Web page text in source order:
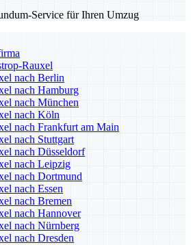
Service für Ihren Umzug
Rauxel
nach Berlin
nach Hamburg
nach München
nach Köln
nach Frankfurt am Main
nach Stuttgart
nach Düsseldorf
nach Leipzig
nach Dortmund
nach Essen
nach Bremen
nach Hannover
nach Nürnberg
nach Dresden